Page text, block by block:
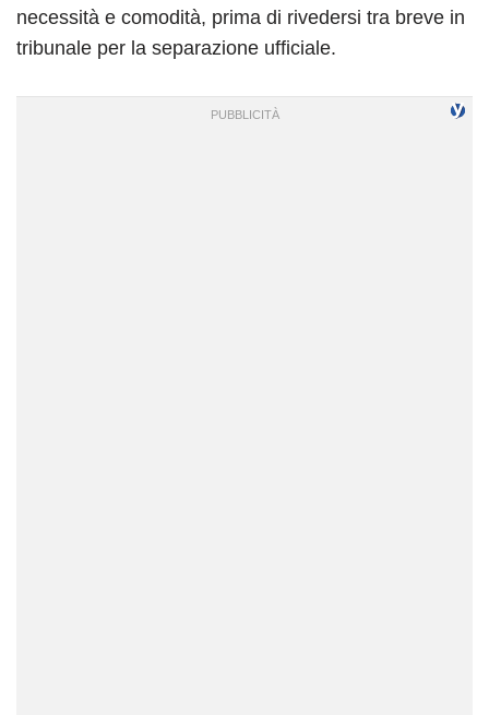
necessità e comodità, prima di rivedersi tra breve in
tribunale per la separazione ufficiale.